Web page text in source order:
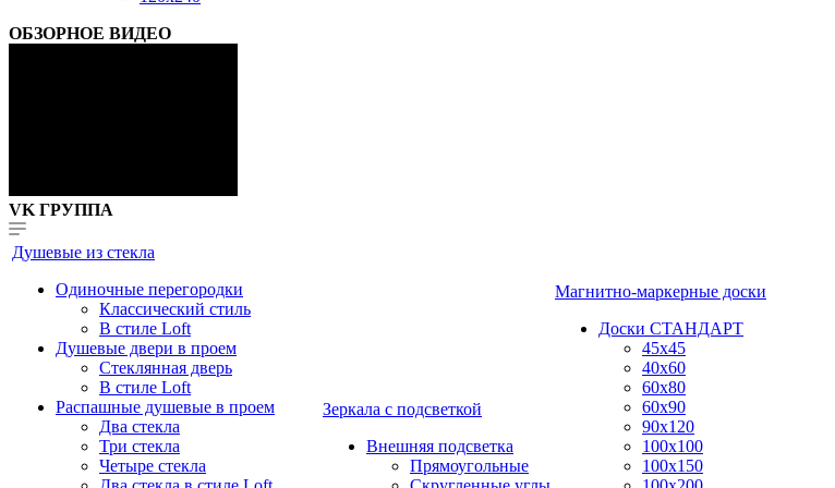
ОБЗОРНОЕ ВИДЕО
VK ГРУППА
Душевые из стекла
Одиночные перегородки
Классический стиль
В стиле Loft
Душевые двери в проем
Стеклянная дверь
В стиле Loft
Распашные душевые в проем
Два стекла
Три стекла
Четыре стекла
Зеркала с подсветкой
Внешняя подсветка
Прямоугольные
Магнитно-маркерные доски
Доски СТАНДАРТ
45x45
40x60
60x80
60x90
90x120
100x100
100x150